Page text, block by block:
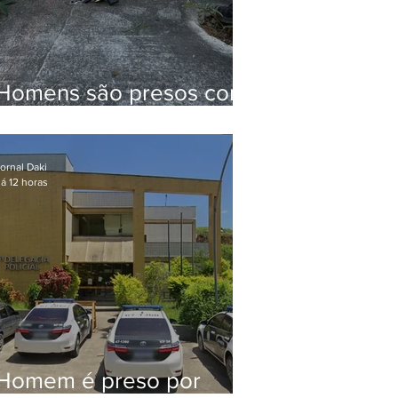
são presos com
Brejal
é preso por
Daki
12 horas